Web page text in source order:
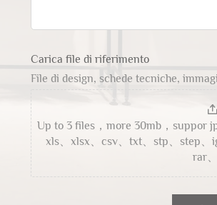
Carica file di riferimento
File di design, schede tecniche,
Up to 3 files，more 30mb，suppor
xls、xlsx、csv、txt、stp、step、
rar